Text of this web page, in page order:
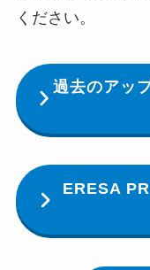
ください。
過去のアッ
ERESA